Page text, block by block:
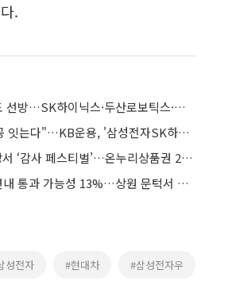
.
'깐부株' 폭락장에도 선방…SK하이닉스·두산로보틱스·네이버는 낙폭 방어
"삼전닉스 ETF 성공 잇는다"…KB운용, '삼성전자SK하이닉스50 펀드' 출시
삼성전자, 전국 매장서 ‘감사 페스티벌’…온누리상품권 20% 지급
美 클래리티 법안 연내 통과 가능성 13%…상원 문턱서 제동
성전자 #현대차 #삼성전자우